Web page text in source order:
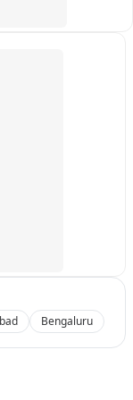
किए जाने के बाद
Bengaluru